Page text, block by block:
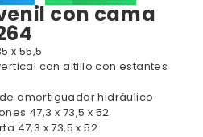
con cama
x 55,5
con altillo con estantes
amortiguador hidráulico
47,3 x 73,5 x 52
47,3 x 73,5 x 52